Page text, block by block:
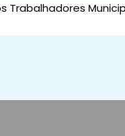
Trabalhadores